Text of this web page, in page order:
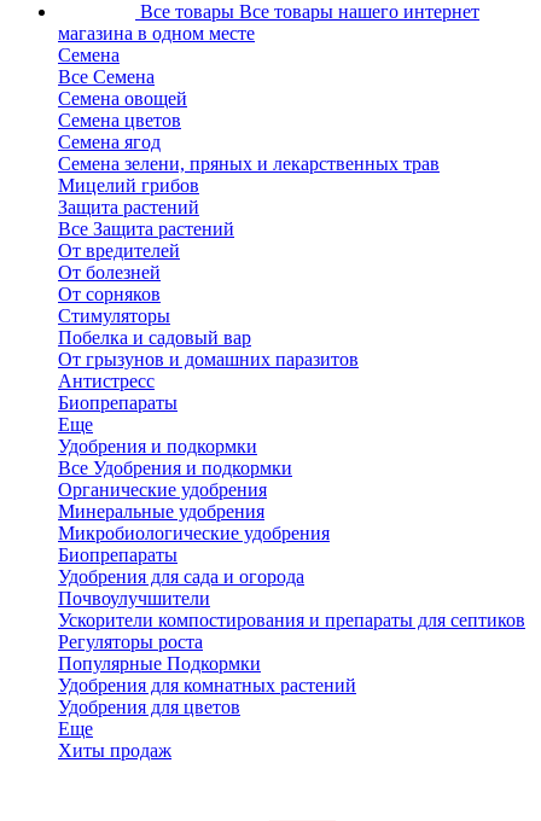
Все товары Все товары нашего интернет
магазина в одном месте
Семена
Все Семена
Семена овощей
Семена цветов
Семена ягод
Семена зелени, пряных и лекарственных трав
Мицелий грибов
Защита растений
Все Защита растений
От вредителей
От болезней
От сорняков
Стимуляторы
Побелка и садовый вар
От грызунов и домашних паразитов
Антистресс
Биопрепараты
Еще
Удобрения и подкормки
Все Удобрения и подкормки
Органические удобрения
Минеральные удобрения
Микробиологические удобрения
Биопрепараты
Удобрения для сада и огорода
Почвоулучшители
Ускорители компостирования и препараты для септиков
Регуляторы роста
Популярные Подкормки
Удобрения для комнатных растений
Удобрения для цветов
Еще
Хиты продаж